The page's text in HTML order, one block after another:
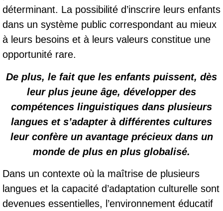
déterminant. La possibilité d’inscrire leurs enfants
dans un système public correspondant au mieux
à leurs besoins et à leurs valeurs constitue une
opportunité rare.
De plus, le fait que les enfants puissent, dès
leur plus jeune âge, développer des
compétences linguistiques dans plusieurs
langues et s’adapter à différentes cultures
leur confère un avantage précieux dans un
monde de plus en plus globalisé.
Dans un contexte où la maîtrise de plusieurs
langues et la capacité d’adaptation culturelle sont
devenues essentielles, l’environnement éducatif